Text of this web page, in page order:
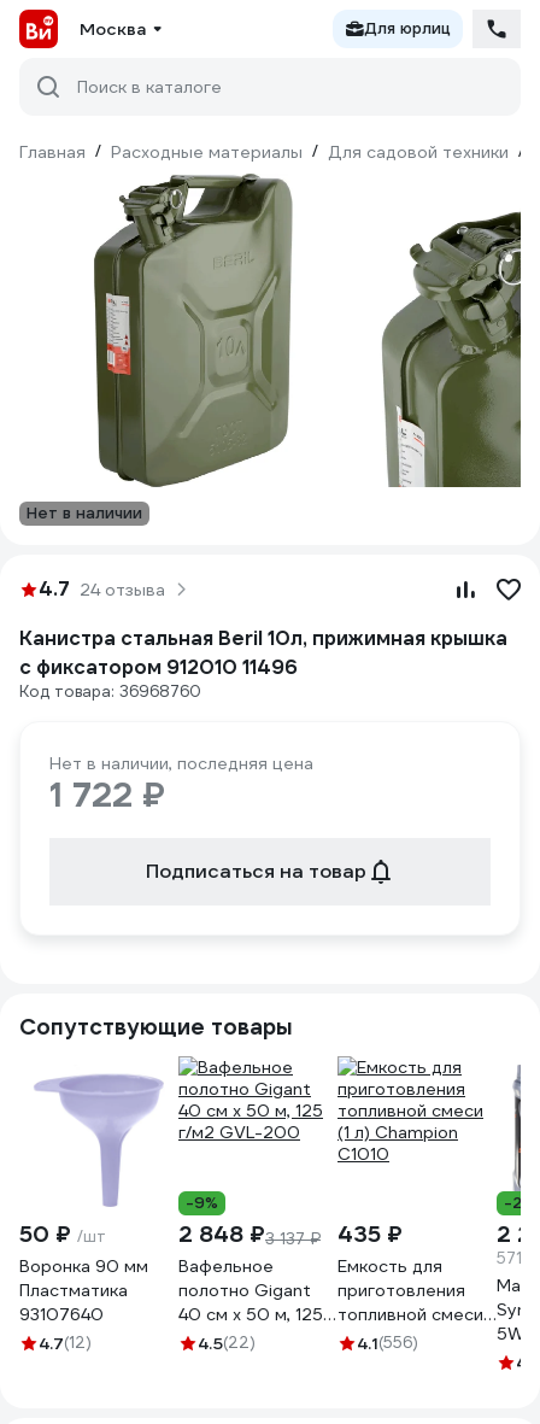
Москва Для юрлиц
Поиск в каталоге
Главная / Расходные материалы / Для садовой техники /
Нет в наличии
4.7 24 отзыва
Канистра стальная Beril 10л, прижимная крышка
с фиксатором 912010 11496
Код товара: 36968760
Нет в наличии, последняя цена
1 722 ₽
Подписаться на товар
Сопутствующие товары
50 ₽ /шт
Воронка 90 мм
Пластматика
93107640
4.7(12)
-9%
2 848 ₽3 137 ₽
Вафельное
полотно Gigant
40 см х 50 м, 125
г/м2 GVL-200
4.5(22)
435 ₽
Емкость для
приготовления
топливной смеси
(1 л) Champion
4.1(556)
-
2
5W-
4.8